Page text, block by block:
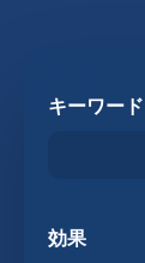
キーワード
効果